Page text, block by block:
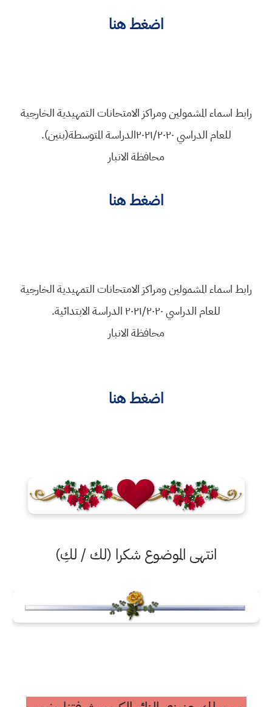
اضغط هنا
رابط اسماء المشمولين ومراكز الامتحانات التمهيدية الخارجية
للعام الدراسي ٢٠٢١/٢٠٢٠الدراسة المتوسطة(بنين).
محافظة الانبار
اضغط هنا
رابط اسماء المشمولين ومراكز الامتحانات التمهيدية الخارجية
للعام الدراسي ٢٠٢١/٢٠٢٠ الدراسة الابتدائية.
محافظة الانبار
اضغط هنا
انتهى الموضوع شكرا (لك / لكِ)